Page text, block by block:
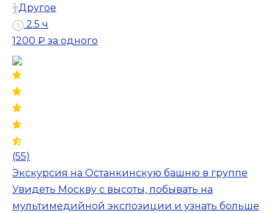
Другое
2.5 ч
1200 ₽ за одного
(55)
Экскурсия на Останкинскую башню в группе
Увидеть Москву с высоты, побывать на
мультимедийной экспозиции и узнать больше